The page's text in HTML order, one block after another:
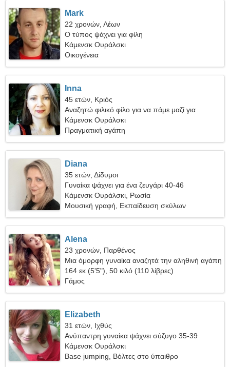
Mark
22 χρονών, Λέων
Ο τύπος ψάχνει για φίλη
Κάμενσκ Ουράλσκι
Οικογένεια
Inna
45 ετών, Κριός
Αναζητώ φιλικό φίλο για να πάμε μαζί για
κάμπινγκ
Κάμενσκ Ουράλσκι
Πραγματική αγάπη
Diana
35 ετών, Δίδυμοι
Γυναίκα ψάχνει για ένα ζευγάρι 40-46
Κάμενσκ Ουράλσκι, Ρωσία
Μουσική γραφή, Εκπαίδευση σκύλων
Alena
23 χρονών, Παρθένος
Μια όμορφη γυναίκα αναζητά την αληθινή αγάπη
164 εκ (5'5"), 50 κιλό (110 λίβρες)
Γάμος
Elizabeth
31 ετών, Ιχθύς
Ανύπαντρη γυναίκα ψάχνει σύζυγο 35-39
Κάμενσκ Ουράλσκι
Base jumping, Βόλτες στο ύπαιθρο